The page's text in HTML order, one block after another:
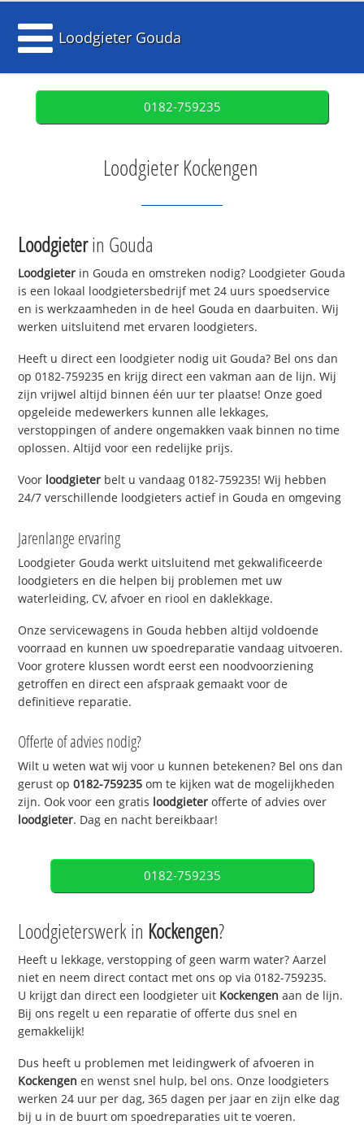
Loodgieter Gouda
0182-759235
Loodgieter Kockengen
Loodgieterin Gouda
Loodgieter in Gouda en omstreken nodig? Loodgieter Gouda
is een lokaal loodgietersbedrijf met 24 uurs spoedservice
en is werkzaamheden in de heel Gouda en daarbuiten. Wij
werken uitsluitend met ervaren loodgieters.
Heeft u direct een loodgieter nodig uit Gouda? Bel ons dan
op 0182-759235 en krijg direct een vakman aan de lijn. Wij
zijn vrijwel altijd binnen één uur ter plaatse! Onze goed
opgeleide medewerkers kunnen alle lekkages,
verstoppingen of andere ongemakken vaak binnen no time
oplossen. Altijd voor een redelijke prijs.
Voor loodgieter belt u vandaag 0182-759235! Wij hebben
24/7 verschillende loodgieters actief in Gouda en omgeving
Jarenlange ervaring
Loodgieter Gouda werkt uitsluitend met gekwalificeerde
loodgieters en die helpen bij problemen met uw
waterleiding, CV, afvoer en riool en daklekkage.
Onze servicewagens in Gouda hebben altijd voldoende
voorraad en kunnen uw spoedreparatie vandaag uitvoeren.
Voor grotere klussen wordt eerst een noodvoorziening
getroffen en direct een afspraak gemaakt voor de
definitieve reparatie.
Offerte of advies nodig?
Wilt u weten wat wij voor u kunnen betekenen? Bel ons dan
gerust op0182-759235 om te kijken wat de mogelijkheden
zijn. Ook voor een gratis loodgieter offerte of advies over
loodgieter. Dag en nacht bereikbaar!
0182-759235
Loodgieterswerk in Kockengen?
Heeft u lekkage, verstopping of geen warm water? Aarzel
niet en neem direct contact met ons op via 0182-759235.
U krijgt dan direct een loodgieter uit Kockengen aan de lijn.
Bij ons regelt u een reparatie of offerte dus snel en
gemakkelijk!
Dus heeft u problemen met leidingwerk of afvoeren in
Kockengen en wenst snel hulp, bel ons. Onze loodgieters
werken 24 uur per dag, 365 dagen per jaar en zijn elke dag
bij u in de buurt om spoedreparaties uit te voeren.